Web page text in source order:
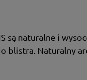
są naturalne i
blistra. Naturalny